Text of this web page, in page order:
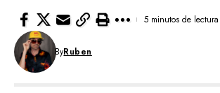
ByRuben
5 minutos de lectura